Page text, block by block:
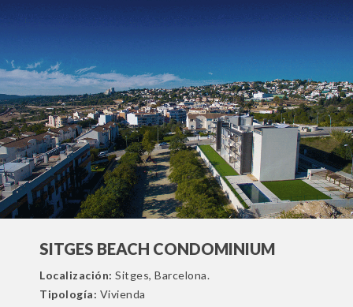
SITGES BEACH CONDOMINIUM
Localización: Sitges, Barcelona.
Tipología: Vivienda